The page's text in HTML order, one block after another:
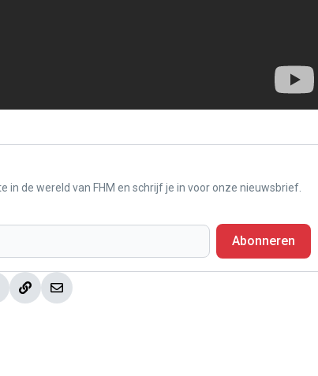
de wereld van FHM en schrijf je in voor onze nieuwsbrief.
Abonneren